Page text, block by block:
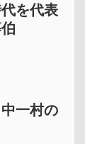
を代表
一村の